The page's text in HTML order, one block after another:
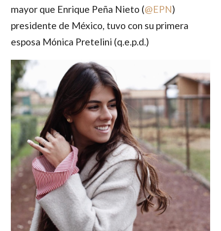
mayor que Enrique Peña Nieto (@EPN)
presidente de México, tuvo con su primera
esposa Mónica Pretelini (q.e.p.d.)